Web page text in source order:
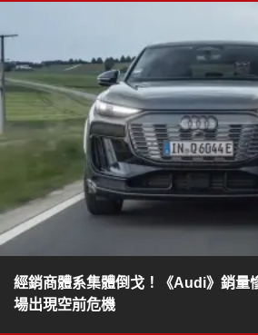
經銷商體系集體倒戈！《Audi》銷量
場出現空前危機